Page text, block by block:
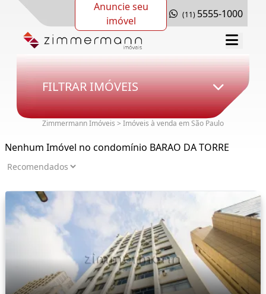
Anuncie seu
imóvel
(11) 5555-1000
FILTRAR IMÓVEIS
Zimmermann Imóveis > Imóveis à venda em São Paulo
Nenhum Imóvel no condomínio BARAO DA TORRE